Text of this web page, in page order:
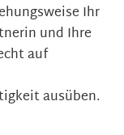
Ihr
und Ihre
auf
ausüben.